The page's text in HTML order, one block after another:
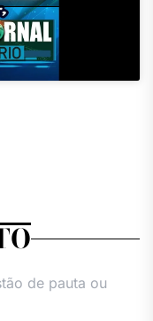
de pauta ou